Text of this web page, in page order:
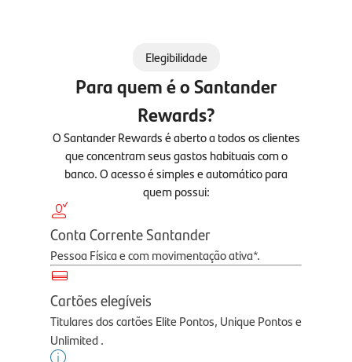
Elegibilidade
Para quem é o Santander
Rewards?
O Santander Rewards é aberto a todos os clientes
que concentram seus gastos habituais com o
banco. O acesso é simples e automático para
quem possui:
Conta Corrente Santander
Pessoa Física e com movimentação ativa*.
Cartões elegíveis
Titulares dos cartões Elite Pontos, Unique Pontos e
Unlimited .